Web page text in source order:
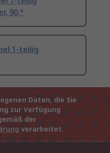
90 °
1-teilig
Daten, die Sie
zur Verfügung
der
verarbeitet.